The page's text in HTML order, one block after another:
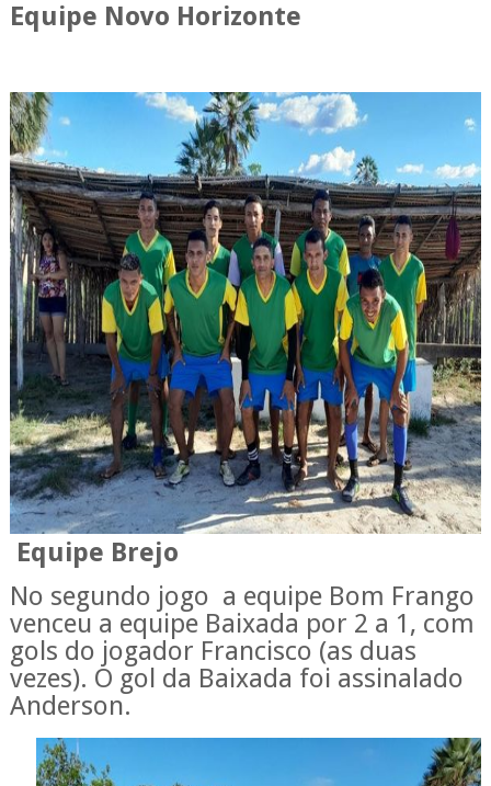
Equipe Novo Horizonte
Equipe Brejo
No segundo jogo a equipe Bom Frango
venceu a equipe Baixada por 2 a 1, com
gols do jogador Francisco (as duas
vezes). O gol da Baixada foi assinalado
Anderson.